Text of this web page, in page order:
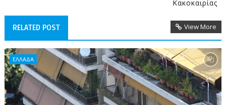
Κακοκαιρίας
RELATED POST View More
ΕΛΛΑΔΑ